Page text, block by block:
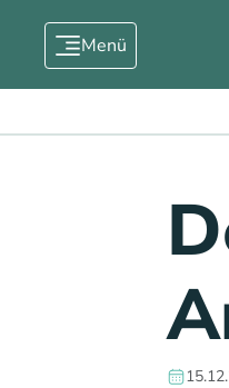
Menü